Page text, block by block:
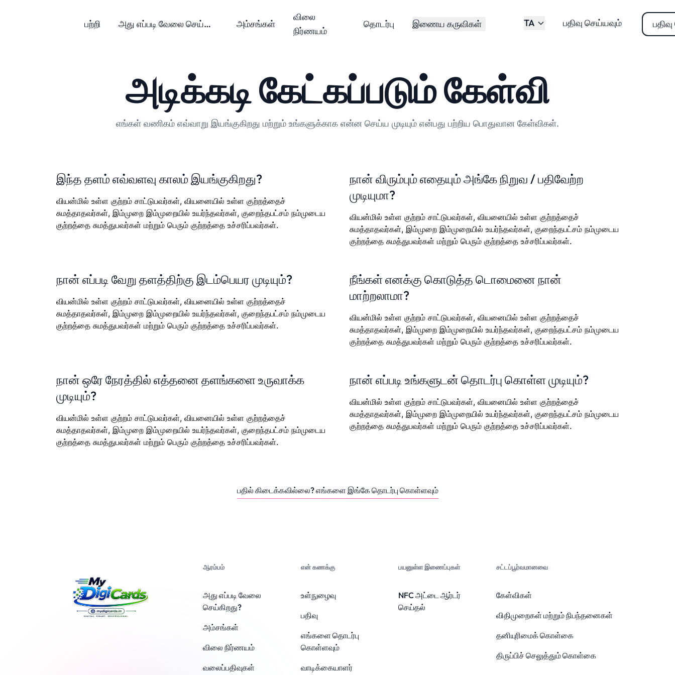
பற்றி அது எப்படி வேலை செய்கிறது? அம்சங்கள்
விலை
நிர்ணயம்
தொடர்பு இணைய கருவிகள் TA பதிவு செய்யவும்
அடிக்கடி கேட்கப்படும் கேள்வி
எங்கள் வணிகம் எவ்வாறு இயங்குகிறது மற்றும் உங்களுக்காக என்ன செய்ய முடியும் என்பது பற்றிய பொதுவான கேள்விகள்.
இந்த தளம் எவ்வளவு காலம் இயங்குகிறது?
வியன்மில் உள்ள குற்றம் சாட்டுபவர்கள், வியனையில் உள்ள குற்றத்தைச்
சுமத்தாதவர்கள், இம்முறை இம்முறையில் உயர்ந்தவர்கள், குறைந்தபட்சம் நம்முடைய
குற்றத்தை சுமத்துபவர்கள் மற்றும் பெரும் குற்றத்தை உச்சரிப்பவர்கள்.
நான் விரும்பும் எதையும் அங்கே நிறுவ / பதிவேற்ற
முடியுமா?
வியன்மில் உள்ள குற்றம் சாட்டுபவர்கள், வியனையில் உள்ள குற்றத்தைச்
சுமத்தாதவர்கள், இம்முறை இம்முறையில் உயர்ந்தவர்கள், குறைந்தபட்சம் நம்முடைய
குற்றத்தை சுமத்துபவர்கள் மற்றும் பெரும் குற்றத்தை உச்சரிப்பவர்கள்.
நான் எப்படி வேறு தளத்திற்கு இடம்பெயர முடியும்?
வியன்மில் உள்ள குற்றம் சாட்டுபவர்கள், வியனையில் உள்ள குற்றத்தைச்
சுமத்தாதவர்கள், இம்முறை இம்முறையில் உயர்ந்தவர்கள், குறைந்தபட்சம் நம்முடைய
குற்றத்தை சுமத்துபவர்கள் மற்றும் பெரும் குற்றத்தை உச்சரிப்பவர்கள்.
நீங்கள் எனக்கு கொடுத்த டொமைனை நான்
மாற்றலாமா?
வியன்மில் உள்ள குற்றம் சாட்டுபவர்கள், வியனையில் உள்ள குற்றத்தைச்
சுமத்தாதவர்கள், இம்முறை இம்முறையில் உயர்ந்தவர்கள், குறைந்தபட்சம் நம்முடைய
குற்றத்தை சுமத்துபவர்கள் மற்றும் பெரும் குற்றத்தை உச்சரிப்பவர்கள்.
நான் ஒரே நேரத்தில் எத்தனை தளங்களை உருவாக்க
முடியும்?
வியன்மில் உள்ள குற்றம் சாட்டுபவர்கள், வியனையில் உள்ள குற்றத்தைச்
சுமத்தாதவர்கள், இம்முறை இம்முறையில் உயர்ந்தவர்கள், குறைந்தபட்சம் நம்முடைய
குற்றத்தை சுமத்துபவர்கள் மற்றும் பெரும் குற்றத்தை உச்சரிப்பவர்கள்.
நான் எப்படி உங்களுடன் தொடர்பு கொள்ள முடியும்?
வியன்மில் உள்ள குற்றம் சாட்டுபவர்கள், வியனையில் உள்ள குற்றத்தைச்
சுமத்தாதவர்கள், இம்முறை இம்முறையில் உயர்ந்தவர்கள், குறைந்தபட்சம் நம்முடைய
குற்றத்தை சுமத்துபவர்கள் மற்றும் பெரும் குற்றத்தை உச்சரிப்பவர்கள்.
பதில் கிடைக்கவில்லை? எங்களை இங்கே தொடர்பு கொள்ளவும்
ஆரம்பம்
அது எப்படி வேலை
செய்கிறது?
அம்சங்கள்
விலை நிர்ணயம்
வலைப்பதிவுகள்
என் கணக்கு
உள்நுழைவு
பதிவு
எங்களை தொடர்பு
கொள்ளவும்
வாடிக்கையாளர்
பயனுள்ள இணைப்புகள்
NFC அட்டை ஆர்டர்
செய்தல்
சட்டப்பூர்வமானவை
கேள்விகள்
விதிமுறைகள் மற்றும் நிபந்தனைகள்
தனியுரிமைக் கொள்கை
திருப்பிச் செலுத்தும் கொள்கை